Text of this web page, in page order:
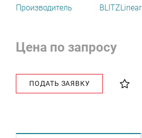
Производитель
BLITZLinear
Цена по запросу
ПОДАТЬ ЗАЯВКУ